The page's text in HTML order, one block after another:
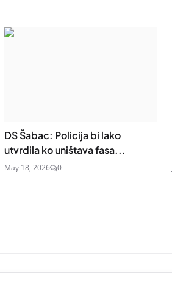
DS Šabac: Policija bi lako
utvrdila ko uništava fasa...
May 18, 2026 0